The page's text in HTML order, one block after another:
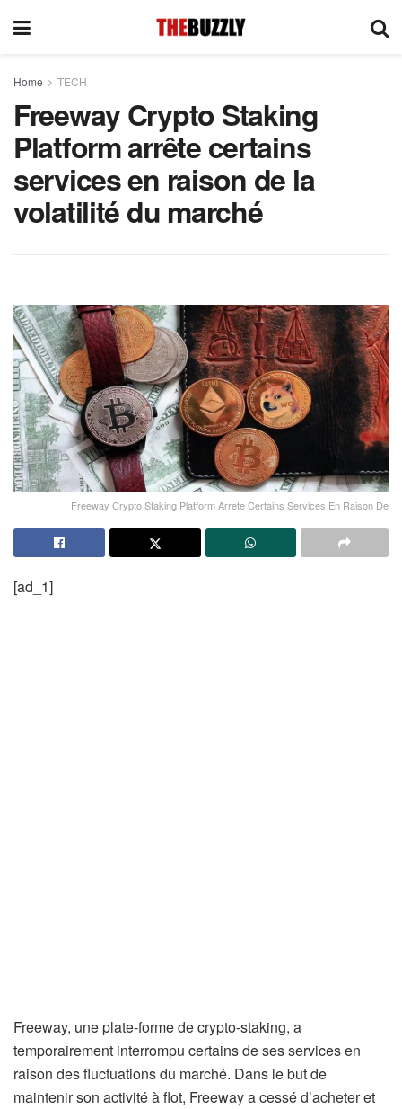
Home TECH
Freeway Crypto Staking
Platform arrête certains
services en raison de la
volatilité du marché
Freeway Crypto Staking Platform Arrete Certains Services En Raison De
[ad_1]
Freeway, une plate-forme de crypto-staking, a
temporairement interrompu certains de ses services en
raison des fluctuations du marché. Dans le but de
maintenir son activité à flot, Freeway a cessé d’acheter et